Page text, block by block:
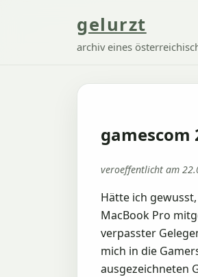
gelurzt
archiv eines
gamescom
veroeffentlicht am
Hätte ich
MacBook Pro
verpasster
mich in die
ausgezeichneten